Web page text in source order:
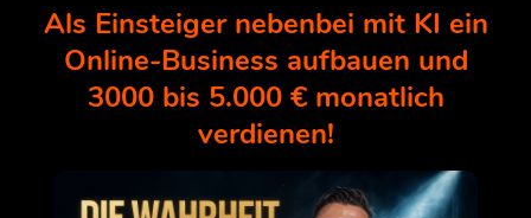
Als Einsteiger nebenbei mit KI ein
Online-Business aufbauen und
3000 bis 5.000 € monatlich
verdienen!